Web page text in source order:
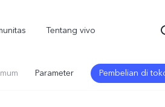
Tentang vivo
Parameter Pembelian di